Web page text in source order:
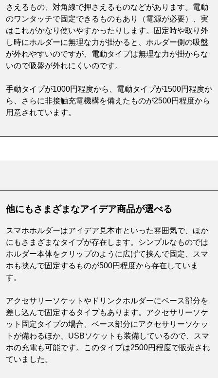
さえるもの、対角線で押さえるものなどがあります。電動
のワンタッチで固定できるものもあり（電源が必要）、実
はこれがかなり使いやすかったりします。固定時や取り外
し時にホルダーに無理な力が掛かると、ホルダー側の吸盤
が外れやすいのですが、電動タイプは無理な力が掛からな
いので吸盤が外れにくいのです。
手動タイプが1000円程度から、電動タイプが1500円程度か
ら、さらに非接触充電機構を備えたものが2500円程度から
用意されています。
他にもさまざまなアイデア商品が選べる
スマホホルダーはアイデア見本市といった雰囲気で、ほか
にもさまざまなタイプが存在します。シンプルなものでは
ホルダー本体をクリップのように広げて挟んで固定、スマ
ホも挟んで固定するものが500円程度から存在していま
す。
アクセサリーソケットやドリンクホルダーにベース部分を
差し込んで固定するタイプもあります。アクセサリーソケ
ット固定タイプの場合、ベース部分にアクセサリーソケッ
トが備わるほか、USBソケットも装備しているので、スマ
ホの充電も可能です。このタイプは2500円程度で販売され
ていました。